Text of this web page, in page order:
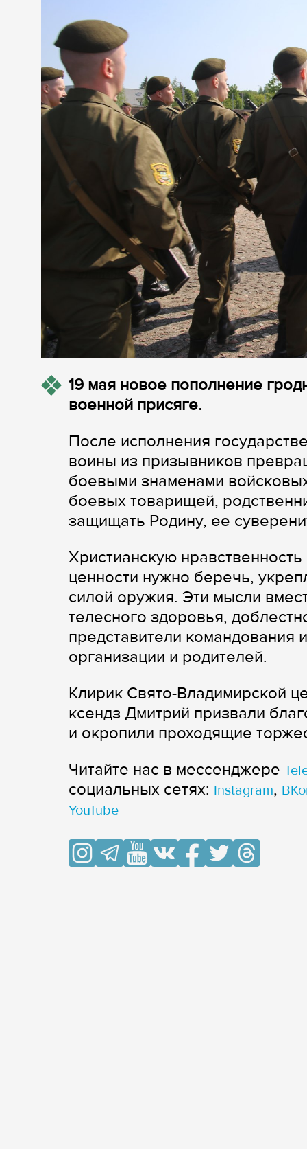
19 мая новое пополнение
военной присяге.
После исполнения
воины из призывников
боевыми знаменами
боевых товарищей,
защищать Родину, ее
Христианскую
ценности нужно беречь,
силой оружия. Эти мысли
телесного здоровья,
представители командования
организации и родителей.
Клирик Свято-Владимирской
ксендз Дмитрий призвали
и окропили проходящие
Читайте нас в мессенджере
cоциальных сетях: Instagram,
YouTube